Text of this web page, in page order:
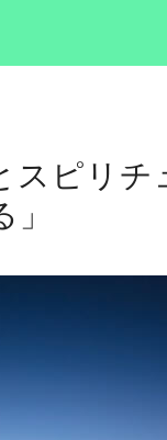
ピリチ